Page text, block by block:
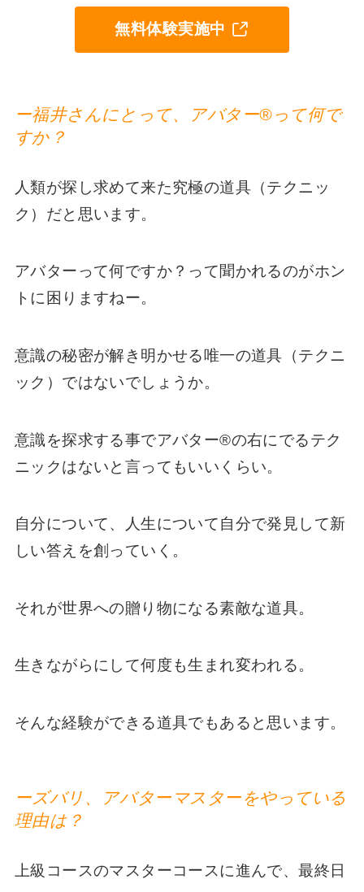
無料体験実施中
ー福井さんにとって、アバター®︎って何で
すか？
人類が探し求めて来た究極の道具（テクニッ
ク）だと思います。
アバターって何ですか？って聞かれるのがホン
トに困りますねー。
意識の秘密が解き明かせる唯一の道具（テクニ
ック）ではないでしょうか。
意識を探求する事でアバター®の右にでるテク
ニックはないと言ってもいいくらい。
自分について、人生について自分で発見して新
しい答えを創っていく。
それが世界への贈り物になる素敵な道具。
生きながらにして何度も生まれ変われる。
そんな経験ができる道具でもあると思います。
ーズバリ、アバターマスターをやっている
理由は？
上級コースのマスターコースに進んで、最終日